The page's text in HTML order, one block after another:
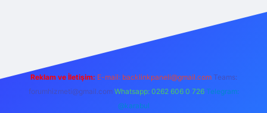
Reklam ve İletişim: E-mail: backlinkpaneli@gmail.com Teams:
forumhizmeti@gmail.com Whatsapp: 0262 606 0 726 Telegram:
@karabul